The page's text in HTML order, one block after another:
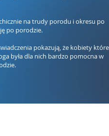
na trudy porodu i okresu po
po porodzie.
pokazują, że kobiety które
była dla nich bardzo pomocna w